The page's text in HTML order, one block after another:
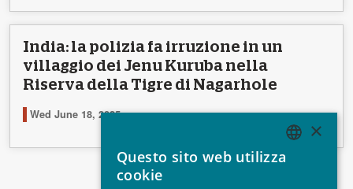
India: la polizia fa irruzione in un
villaggio dei Jenu Kuruba nella
Riserva della Tigre di Nagarhole
Wed June 18, 2025
ENGLISH
×
Questo sito web utilizza
cookie